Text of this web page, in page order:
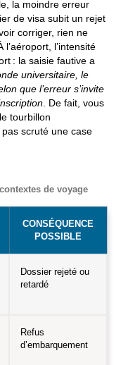
la moindre erreur
de visa subit un rejet
corriger, rien ne
l’intensité
: la saisie fautive a
universitaire, le
que l’erreur s’invite
. De fait, vous
tourbillon
scruté une case
de voyage
CONSÉQUENCE
POSSIBLE
Dossier rejeté ou
retardé
Refus
d’embarquement